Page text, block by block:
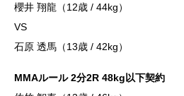
櫻井 翔龍（12歳 / 44kg）
VS
石原 透馬（13歳 / 42kg）
MMAルール 2分2R 48kg以下契約